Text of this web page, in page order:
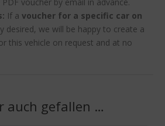
If a voucher for a specific car on
desired, we will be happy to create a
this vehicle on request and at no
auch gefallen …